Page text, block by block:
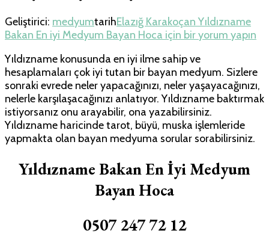
Geliştirici: medyumtarihElazığ Karakoçan Yıldızname
Bakan En iyi Medyum Bayan Hoca için bir yorum yapın
Yıldızname konusunda en iyi ilme sahip ve
hesaplamaları çok iyi tutan bir bayan medyum. Sizlere
sonraki evrede neler yapacağınızı, neler yaşayacağınızı,
nelerle karşılaşacağınızı anlatıyor. Yıldızname baktırmak
istiyorsanız onu arayabilir, ona yazabilirsiniz.
Yıldızname haricinde tarot, büyü, muska işlemleride
yapmakta olan bayan medyuma sorular sorabilirsiniz.
Yıldızname Bakan En İyi Medyum
Bayan Hoca
0507 247 72 12